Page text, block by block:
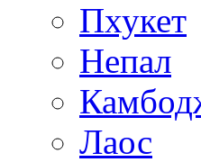
Пхукет
Непал
Лаос